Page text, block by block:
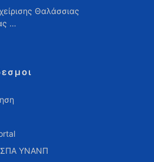
Θαλάσσιας
…
ΥΝΑΝΠ